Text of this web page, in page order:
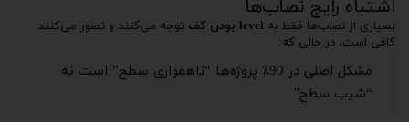
اشتباه رایج نصاب‌ها
بسیاری از نصاب‌ها فقط به level بودن کف
توجه می‌کنند و تصور می‌کنند
کافی است، در حالی که:
مشکل اصلی در 90٪ پروژه‌ها “ناهمواری سطح” است نه
“شیب سطح”